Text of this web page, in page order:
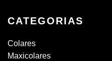
CATEGORIAS
Colares
Maxicolares